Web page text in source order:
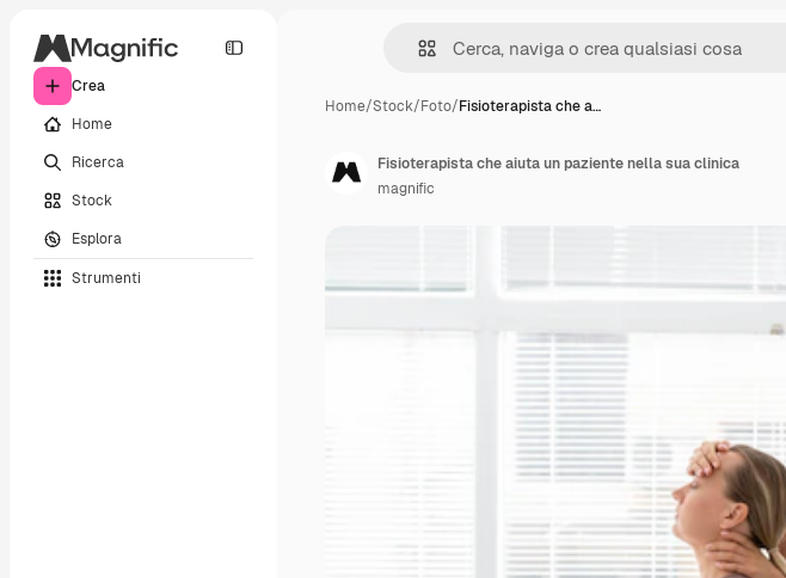
Crea
Home
Ricerca
Stock
Esplora
Strumenti
Home/Stock/Foto/Fisioterapista che a…
Fisioterapista che aiuta un paziente nella sua clinica
magnific